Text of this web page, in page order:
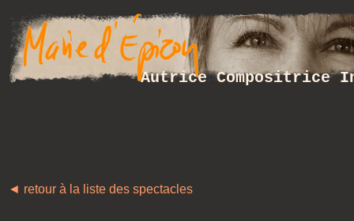
Autrice Compositrice
◄ retour à la liste des spectacles